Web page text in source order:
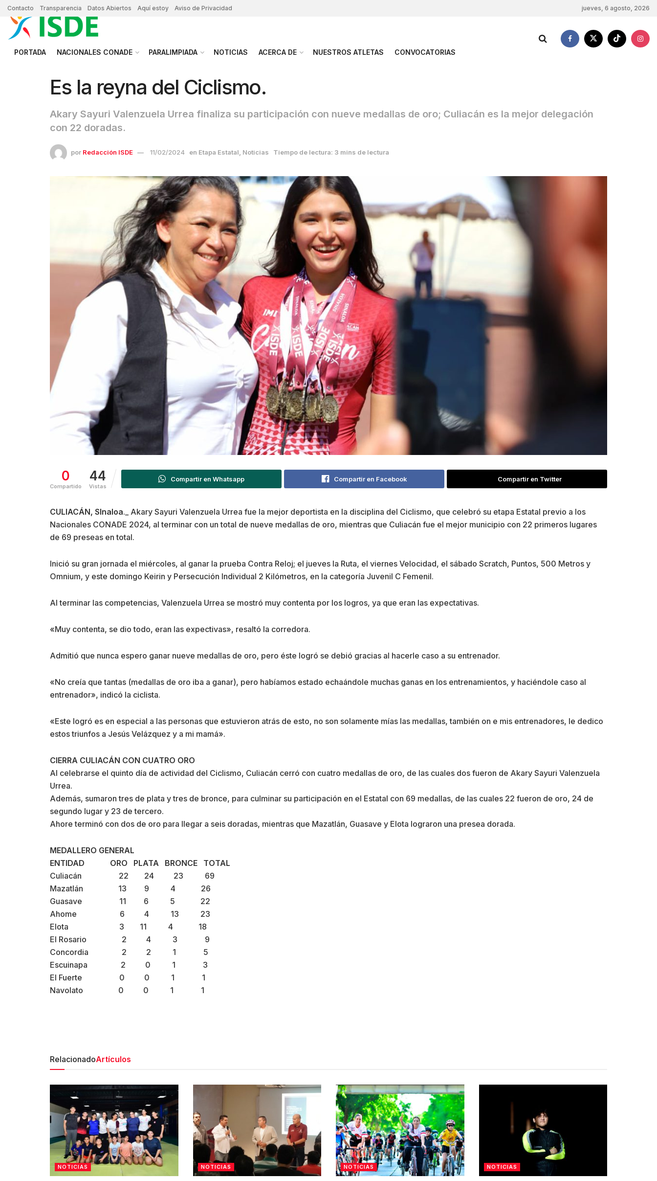
Contacto Transparencia Datos Abiertos Aquí estoy Aviso de Privacidad jueves, 6 agosto, 2026
PORTADA NACIONALES CONADE PARALIMPIADA NOTICIAS ACERCA DE NUESTROS ATLETAS CONVOCATORIAS
Es la reyna del Ciclismo.
Akary Sayuri Valenzuela Urrea finaliza su participación con nueve medallas de oro; Culiacán es la mejor delegación
con 22 doradas.
por Redacción ISDE 11/02/2024 en Etapa Estatal Noticias Tiempo de lectura: 3 mins de lectura
0
Compartido
44
Vistas
Compartir en Whatsapp Compartir en Facebook Compartir en Twitter
CULIACÁN, SInaloa._ Akary Sayuri Valenzuela Urrea fue la mejor deportista en la disciplina del Ciclismo, que celebró su etapa Estatal previo a los
Nacionales CONADE 2024, al terminar con un total de nueve medallas de oro, mientras que Culiacán fue el mejor municipio con 22 primeros lugares
de 69 preseas en total.
Inició su gran jornada el miércoles, al ganar la prueba Contra Reloj; el jueves la Ruta, el viernes Velocidad, el sábado Scratch, Puntos, 500 Metros y
Omnium, y este domingo Keirin y Persecución Individual 2 Kilómetros, en la categoría Juvenil C Femenil.
Al terminar las competencias, Valenzuela Urrea se mostró muy contenta por los logros, ya que eran las expectativas.
«Muy contenta, se dio todo, eran las expectivas», resaltó la corredora.
Admitió que nunca espero ganar nueve medallas de oro, pero éste logró se debió gracias al hacerle caso a su entrenador.
«No creía que tantas (medallas de oro iba a ganar), pero habíamos estado echaándole muchas ganas en los entrenamientos, y haciéndole caso al
entrenador», indicó la ciclista.
«Este logró es en especial a las personas que estuvieron atrás de esto, no son solamente mías las medallas, también on e mis entrenadores, le dedico
estos triunfos a Jesús Velázquez y a mi mamá».
CIERRA CULIACÁN CON CUATRO ORO
Al celebrarse el quinto día de actividad del Ciclismo, Culiacán cerró con cuatro medallas de oro, de las cuales dos fueron de Akary Sayuri Valenzuela
Urrea.
Además, sumaron tres de plata y tres de bronce, para culminar su participación en el Estatal con 69 medallas, de las cuales 22 fueron de oro, 24 de
segundo lugar y 23 de tercero.
Ahore terminó con dos de oro para llegar a seis doradas, mientras que Mazatlán, Guasave y Elota lograron una presea dorada.
MEDALLERO GENERAL
ENTIDAD
ORO PLATA BRONCE
TOTAL
Culiacán 22 24 23 69
Mazatlán 13 9 4 26
Guasave 11 6 5 22
Ahome 6 4 13 23
Elota 3 11 4 18
El Rosario 2 4 3 9
Concordia 2 2 1 5
Escuinapa 2 0 1 3
El Fuerte 0 0 1 1
Navolato 0 0 1 1
RelacionadoArtículos
NOTICIAS NOTICIAS NOTICIAS NOTICIAS